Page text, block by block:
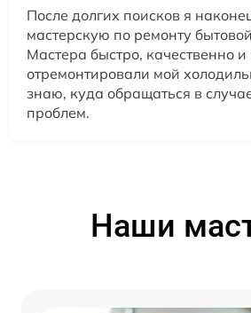
После долгих поисков я
мастерскую по ремонту
Мастера быстро, качественно и
отремонтировали мой
знаю, куда обращаться в
проблем.
Наши